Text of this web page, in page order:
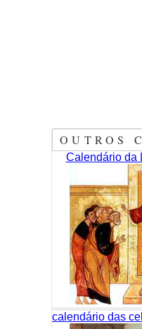
OUTROS
Calendário da
calendário das